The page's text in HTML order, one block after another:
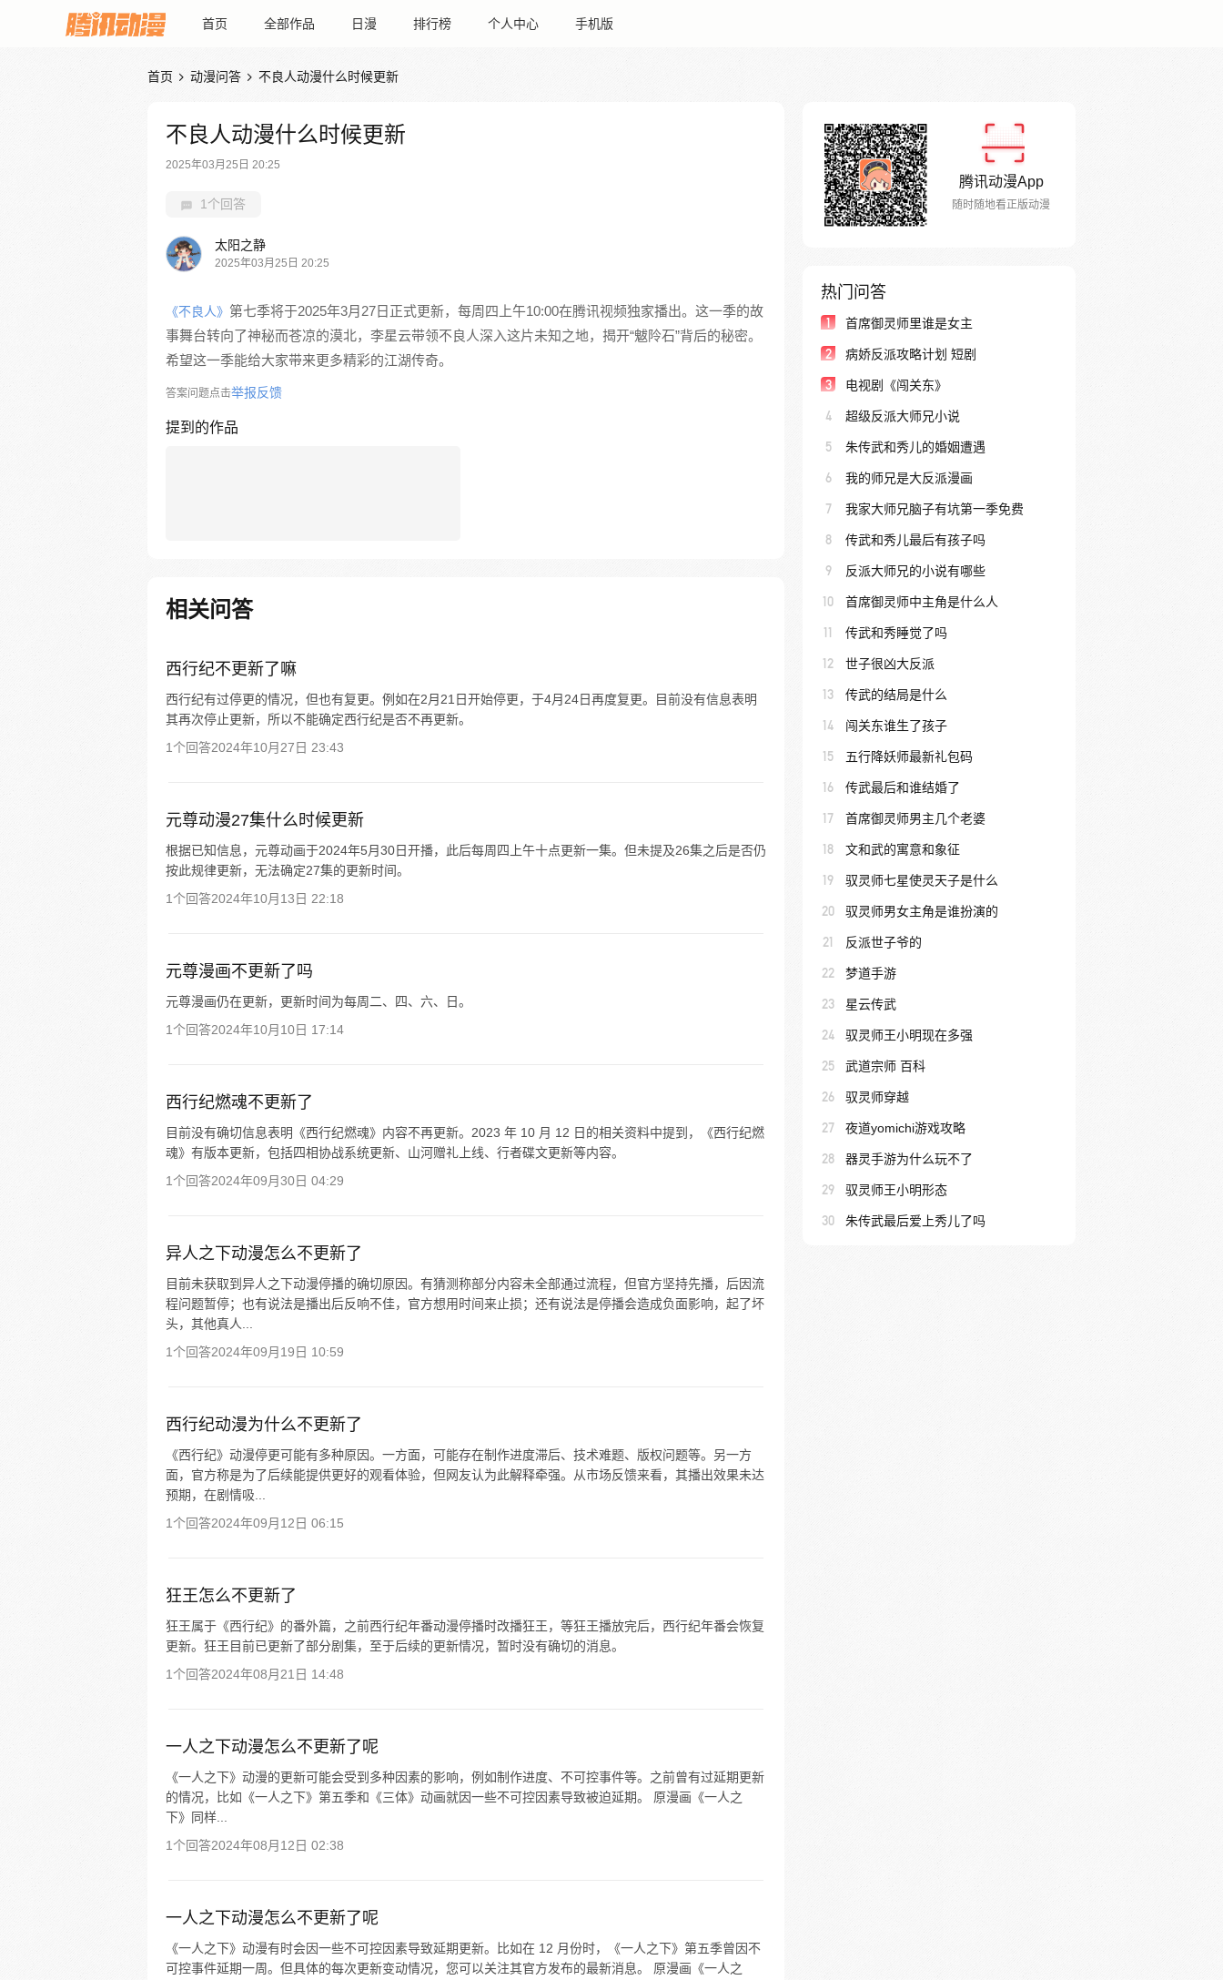
首页 全部作品 日漫 排行榜 个人中心 手机版
首页  动漫问答  不良人动漫什么时候更新
不良人动漫什么时候更新
2025年03月25日 20:25
1个回答
太阳之静
2025年03月25日 20:25
《不良人》 第七季将于2025年3月27日正式更新，每周四上午10:00在腾讯视频独家播出。这一季的故
事舞台转向了神秘而苍凉的漠北，李星云带领不良人深入这片未知之地，揭开“魃阾石”背后的秘密。
希望这一季能给大家带来更多精彩的江湖传奇。
答案问题点击举报反馈
提到的作品
相关问答
西行纪不更新了嘛
西行纪有过停更的情况，但也有复更。例如在2月21日开始停更，于4月24日再度复更。目前没有信息表明
其再次停止更新，所以不能确定西行纪是否不再更新。
1个回答2024年10月27日 23:43
元尊动漫27集什么时候更新
根据已知信息，元尊动画于2024年5月30日开播，此后每周四上午十点更新一集。但未提及26集之后是否仍
按此规律更新，无法确定27集的更新时间。
1个回答2024年10月13日 22:18
元尊漫画不更新了吗
元尊漫画仍在更新，更新时间为每周二、四、六、日。
1个回答2024年10月10日 17:14
西行纪燃魂不更新了
目前没有确切信息表明《西行纪燃魂》内容不再更新。2023 年 10 月 12 日的相关资料中提到，《西行纪燃
魂》有版本更新，包括四相协战系统更新、山河赠礼上线、行者碟文更新等内容。
1个回答2024年09月30日 04:29
异人之下动漫怎么不更新了
目前未获取到异人之下动漫停播的确切原因。有猜测称部分内容未全部通过流程，但官方坚持先播，后因流
程问题暂停；也有说法是播出后反响不佳，官方想用时间来止损；还有说法是停播会造成负面影响，起了坏
头，其他真人...
1个回答2024年09月19日 10:59
西行纪动漫为什么不更新了
《西行纪》动漫停更可能有多种原因。一方面，可能存在制作进度滞后、技术难题、版权问题等。另一方
面，官方称是为了后续能提供更好的观看体验，但网友认为此解释牵强。从市场反馈来看，其播出效果未达
预期，在剧情吸...
1个回答2024年09月12日 06:15
狂王怎么不更新了
狂王属于《西行纪》的番外篇，之前西行纪年番动漫停播时改播狂王，等狂王播放完后，西行纪年番会恢复
更新。狂王目前已更新了部分剧集，至于后续的更新情况，暂时没有确切的消息。
1个回答2024年08月21日 14:48
一人之下动漫怎么不更新了呢
《一人之下》动漫的更新可能会受到多种因素的影响，例如制作进度、不可控事件等。之前曾有过延期更新
的情况，比如《一人之下》第五季和《三体》动画就因一些不可控因素导致被迫延期。 原漫画《一人之
下》同样...
1个回答2024年08月12日 02:38
一人之下动漫怎么不更新了呢
《一人之下》动漫有时会因一些不可控因素导致延期更新。比如在 12 月份时，《一人之下》第五季曾因不
可控事件延期一周。但具体的每次更新变动情况，您可以关注其官方发布的最新消息。 原漫画《一人之
腾讯动漫App
随时随地看正版动漫
热门问答
1 首席御灵师里谁是女主
2 病娇反派攻略计划 短剧
3 电视剧《闯关东》
4 超级反派大师兄小说
5 朱传武和秀儿的婚姻遭遇
6 我的师兄是大反派漫画
7 我家大师兄脑子有坑第一季免费
8 传武和秀儿最后有孩子吗
9 反派大师兄的小说有哪些
10 首席御灵师中主角是什么人
11 传武和秀睡觉了吗
12 世子很凶大反派
13 传武的结局是什么
14 闯关东谁生了孩子
15 五行降妖师最新礼包码
16 传武最后和谁结婚了
17 首席御灵师男主几个老婆
18 文和武的寓意和象征
19 驭灵师七星使灵天子是什么
20 驭灵师男女主角是谁扮演的
21 反派世子爷的
22 梦道手游
23 星云传武
24 驭灵师王小明现在多强
25 武道宗师 百科
26 驭灵师穿越
27 夜道yomichi游戏攻略
28 器灵手游为什么玩不了
29 驭灵师王小明形态
30 朱传武最后爱上秀儿了吗